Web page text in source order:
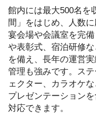
館内には最大500名を
間」をはじめ、人数
宴会場や会議室を完
や表彰式、宿泊研修
を備え、長年の運営
管理も強みです。ス
ェクター、カラオケ
プレゼンテーション
対応できます。